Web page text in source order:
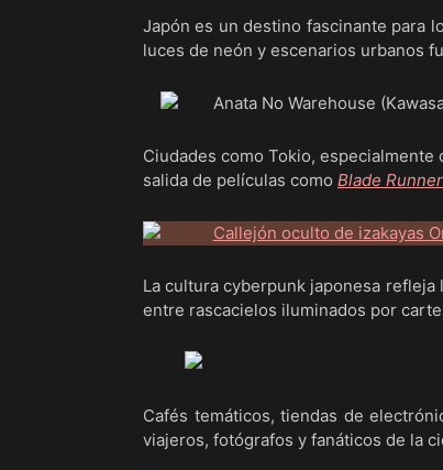
Japón es un destino fascinante para
luces de neón y escenarios urbanos
Ciudades como Tokio, especialmente
salida de películas como Blade Runner
La cultura cyberpunk japonesa
entre rascacielos iluminados por
Cafés temáticos, tiendas de
viajeros, fotógrafos y fanáticos de la